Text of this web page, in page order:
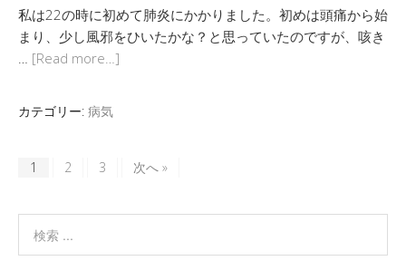
私は22の時に初めて肺炎にかかりました。初めは頭痛から始
まり、少し風邪をひいたかな？と思っていたのですが、咳き
… [Read more…]
カテゴリー: 病気
1 2 3 次へ »